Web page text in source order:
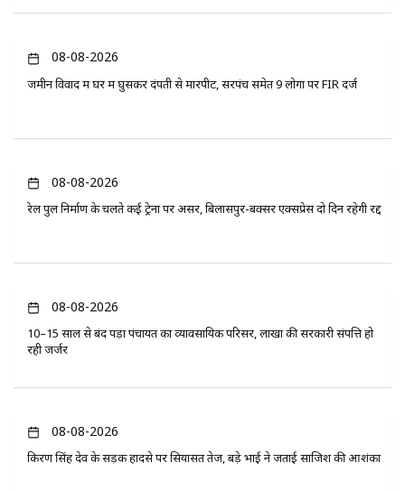
08-08-2026
जमीन विवाद में घर में घुसकर दंपती से मारपीट, सरपंच समेत 9 लोगों पर FIR दर्ज
08-08-2026
रेल पुल निर्माण के चलते कई ट्रेनों पर असर, बिलासपुर-बक्सर एक्सप्रेस दो दिन रहेगी रद्द
08-08-2026
10–15 साल से बंद पड़ा पंचायत का व्यावसायिक परिसर, लाखों की सरकारी संपत्ति हो
रही जर्जर
08-08-2026
किरण सिंह देव के सड़क हादसे पर सियासत तेज, बड़े भाई ने जताई साजिश की आशंका